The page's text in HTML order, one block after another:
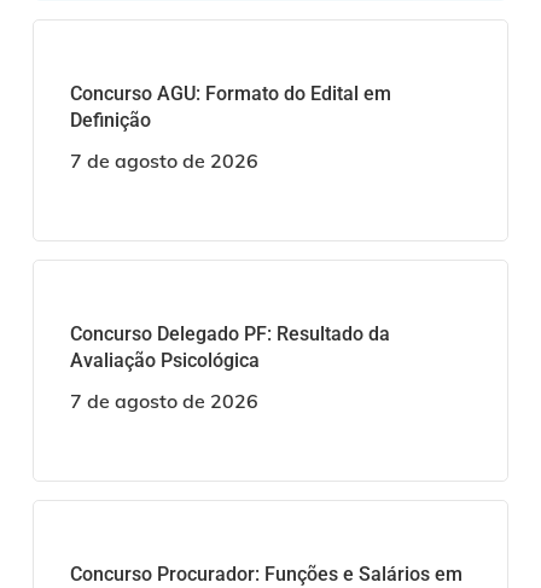
Concurso AGU: Formato do Edital em
Definição
7 de agosto de 2026
Concurso Delegado PF: Resultado da
Avaliação Psicológica
7 de agosto de 2026
Concurso Procurador: Funções e Salários em